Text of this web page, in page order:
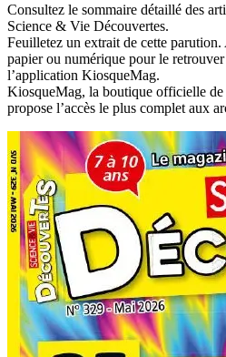
Consultez le sommaire détaillé des
Science & Vie Découvertes.
Feuilletez un extrait de cette
papier ou numérique pour le
l’application KiosqueMag.
KiosqueMag, la boutique officielle
propose l’accès le plus complet aux